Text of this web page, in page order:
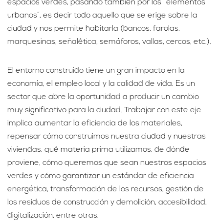
espacios verdes, pasando también por los “elementos
urbanos”, es decir todo aquello que se erige sobre la
ciudad y nos permite habitarla (bancos, farolas,
marquesinas, señalética, semáforos, vallas, cercos, etc.).
El entorno construido tiene un gran impacto en la
economía, el empleo local y la calidad de vida. Es un
sector que abre la oportunidad a producir un cambio
muy significativo para la ciudad. Trabajar con este eje
implica aumentar la eficiencia de los materiales,
repensar cómo construimos nuestra ciudad y nuestras
viviendas, qué materia prima utilizamos, de dónde
proviene, cómo queremos que sean nuestros espacios
verdes y cómo garantizar un estándar de eficiencia
energética, transformación de los recursos, gestión de
los residuos de construcción y demolición, accesibilidad,
digitalización, entre otras.